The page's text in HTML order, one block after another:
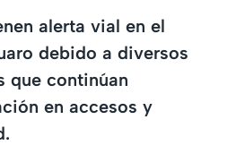
alerta vial en el
debido a diversos
que continúan
en accesos y